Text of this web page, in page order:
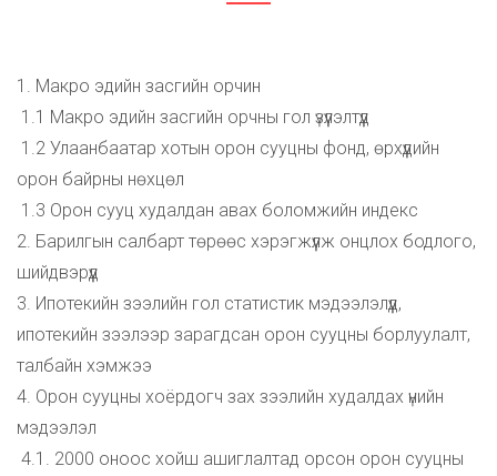
1. Макро эдийн засгийн орчин
1.1 Макро эдийн засгийн орчны гол үзүүлэлтүүд
1.2 Улаанбаатар хотын орон сууцны фонд, өрхүүдийн
орон байрны нөхцөл
1.3 Орон сууц худалдан авах боломжийн индекс
2. Барилгын салбарт төрөөс хэрэгжүүлж онцлох бодлого,
шийдвэрүүд
3. Ипотекийн зээлийн гол статистик мэдээлэлүүд,
ипотекийн зээлээр зарагдсан орон сууцны борлуулалт,
талбайн хэмжээ
4. Орон сууцны хоёрдогч зах зээлийн худалдах үнийн
мэдээлэл
4.1. 2000 оноос хойш ашиглалтад орсон орон сууцны